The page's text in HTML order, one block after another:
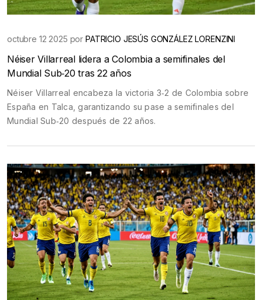
octubre 12 2025 por PATRICIO JESÚS GONZÁLEZ LORENZINI
Néiser Villarreal lidera a Colombia a semifinales del
Mundial Sub‑20 tras 22 años
Néiser Villarreal encabeza la victoria 3‑2 de Colombia sobre
España en Talca, garantizando su pase a semifinales del
Mundial Sub‑20 después de 22 años.